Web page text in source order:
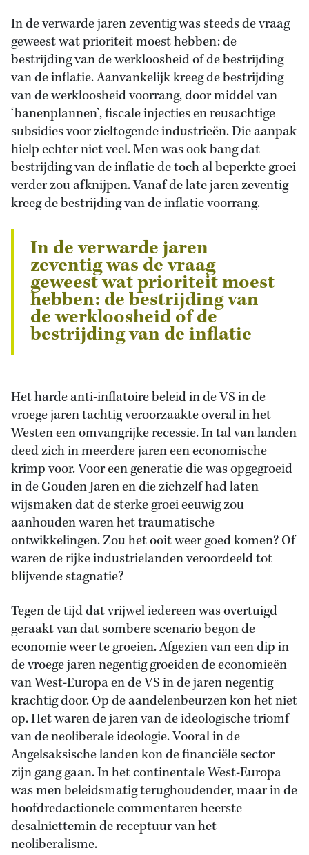
In de verwarde jaren zeventig was steeds de vraag
geweest wat prioriteit moest hebben: de
bestrijding van de werkloosheid of de bestrijding
van de inflatie. Aanvankelijk kreeg de bestrijding
van de werkloosheid voorrang, door middel van
‘banenplannen’, fiscale injecties en reusachtige
subsidies voor zieltogende industrieën. Die aanpak
hielp echter niet veel. Men was ook bang dat
bestrijding van de inflatie de toch al beperkte groei
verder zou afknijpen. Vanaf de late jaren zeventig
kreeg de bestrijding van de inflatie voorrang.
In de verwarde jaren
zeventig was de vraag
geweest wat prioriteit moest
hebben: de bestrijding van
de werkloosheid of de
bestrijding van de inflatie
Het harde anti-inflatoire beleid in de VS in de
vroege jaren tachtig veroorzaakte overal in het
Westen een omvangrijke recessie. In tal van landen
deed zich in meerdere jaren een economische
krimp voor. Voor een generatie die was opgegroeid
in de Gouden Jaren en die zichzelf had laten
wijsmaken dat de sterke groei eeuwig zou
aanhouden waren het traumatische
ontwikkelingen. Zou het ooit weer goed komen? Of
waren de rijke industrielanden veroordeeld tot
blijvende stagnatie?
Tegen de tijd dat vrijwel iedereen was overtuigd
geraakt van dat sombere scenario begon de
economie weer te groeien. Afgezien van een dip in
de vroege jaren negentig groeiden de economieën
van West-Europa en de VS in de jaren negentig
krachtig door. Op de aandelenbeurzen kon het niet
op. Het waren de jaren van de ideologische triomf
van de neoliberale ideologie. Vooral in de
Angelsaksische landen kon de financiële sector
zijn gang gaan. In het continentale West-Europa
was men beleidsmatig terughoudender, maar in de
hoofdredactionele commentaren heerste
desalniettemin de receptuur van het
neoliberalisme.